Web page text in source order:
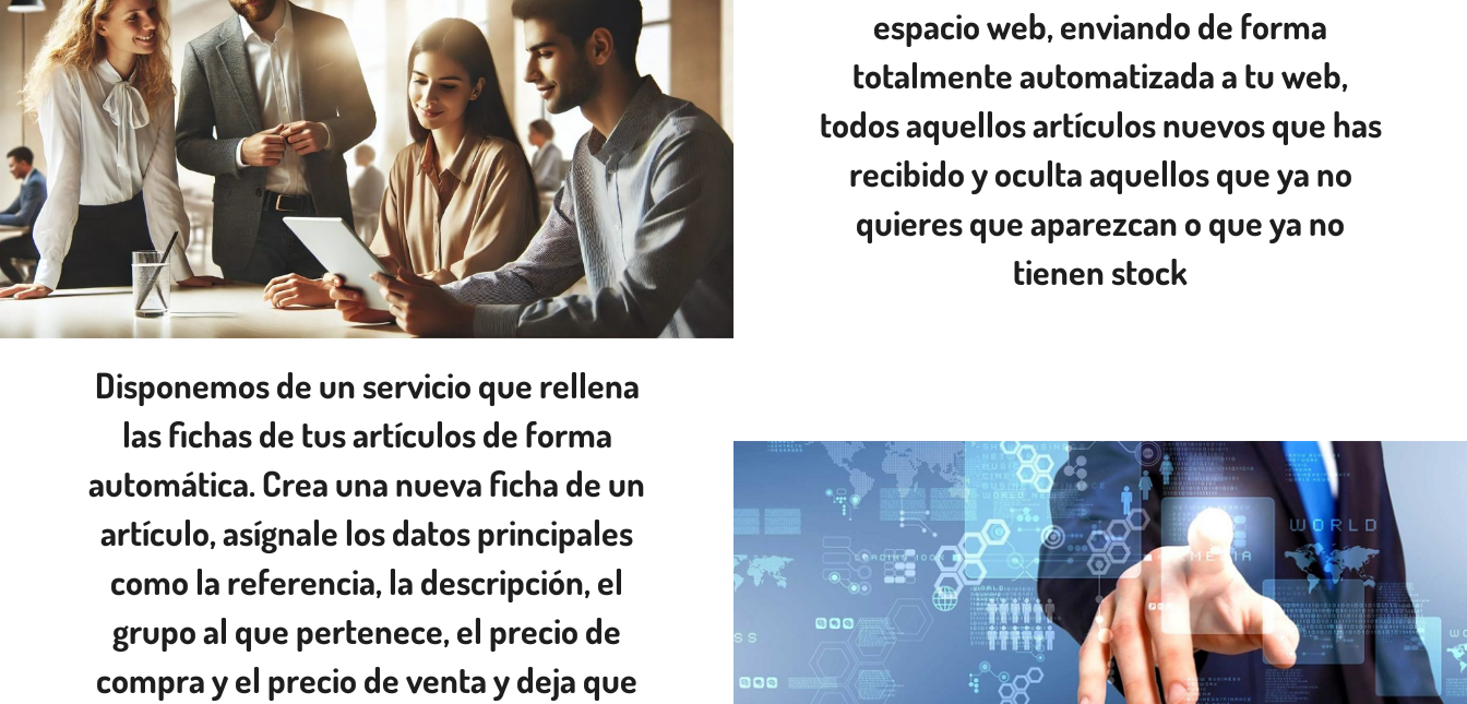
espacio web, enviando de forma
totalmente automatizada a tu web,
todos aquellos artículos nuevos que has
recibido y oculta aquellos que ya no
quieres que aparezcan o que ya no
tienen stock
Disponemos de un servicio que rellena
las fichas de tus artículos de forma
automática. Crea una nueva ficha de un
artículo, asígnale los datos principales
como la referencia, la descripción, el
grupo al que pertenece, el precio de
compra y el precio de venta y deja que